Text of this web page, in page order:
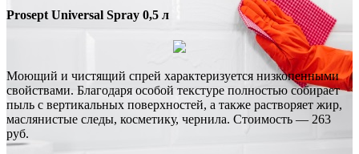
Prosept Universal Spray 0,5 л
Моющий и чистящий спрей характеризуется низкопенными
свойствами. Благодаря особой текстуре полностью собирает
пыль с вертикальных поверхностей, а также растворяет жир,
маслянистые следы, косметику, чернила. Стоимость — 263
руб.